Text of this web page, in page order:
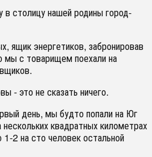
в столицу нашей родины город-
ящик энергетиков, забронировав
мы с товарищем поехали на
- это не сказать ничего.
день, мы будто попали на Юг
квадратных километрах
2 на сто человек остальной